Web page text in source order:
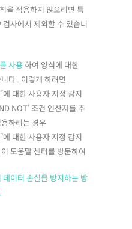
을 적용하지 않으려면 특
사에서 제외할 수 있습니
사용하여 양식에 대한
다 . 이렇게 하려면
대한 사용자 지정 감지
NOT’ 조건 연산자를 추
하려는 경우
대한 사용자 지정 감지
도움말 센터를 방문하여
이터 손실을 방지하는 방